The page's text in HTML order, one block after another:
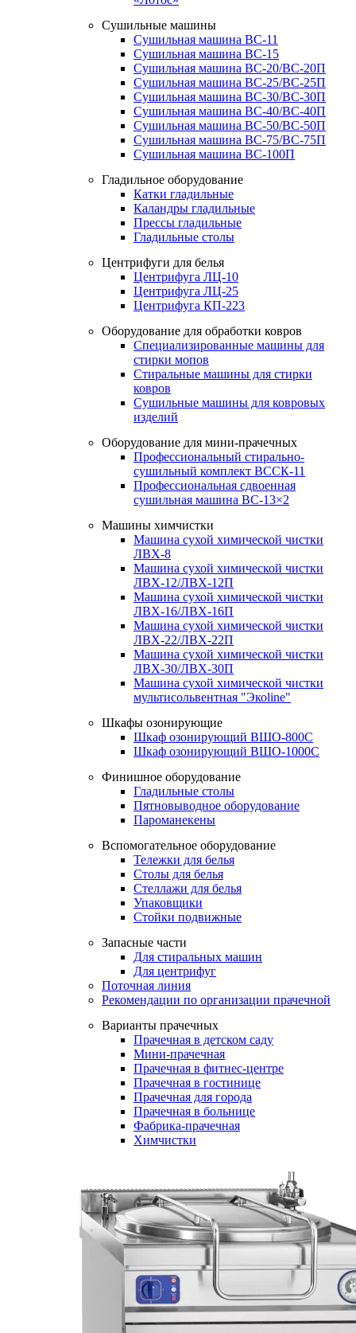
Сушильные машины
Сушильная машина ВС-11
Сушильная машина ВС-15
Сушильная машина ВС-20/ВС-20П
Сушильная машина ВС-25/ВС-25П
Сушильная машина ВС-30/ВС-30П
Сушильная машина ВС-40/ВС-40П
Сушильная машина ВС-50/ВС-50П
Сушильная машина ВС-75/ВС-75П
Сушильная машина ВС-100П
Гладильное оборудование
Катки гладильные
Каландры гладильные
Прессы гладильные
Гладильные столы
Центрифуги для белья
Центрифуга ЛЦ-10
Центрифуга ЛЦ-25
Центрифуга КП-223
Оборудование для обработки ковров
Специализированные машины для
стирки мопов
Стиральные машины для стирки
ковров
Сушильные машины для ковровых
изделий
Оборудование для мини-прачечных
Профессиональный стирально-
сушильный комплект ВССК-11
Профессиональная сдвоенная
сушильная машина ВС-13×2
Машины химчистки
Машина сухой химической чистки
ЛВХ-8
Машина сухой химической чистки
ЛВХ-12/ЛВХ-12П
Машина сухой химической чистки
ЛВХ-16/ЛВХ-16П
Машина сухой химической чистки
ЛВХ-22/ЛВХ-22П
Машина сухой химической чистки
ЛВХ-30/ЛВХ-30П
Машина сухой химической чистки
мультисольвентная "Экоline"
Шкафы озонирующие
Шкаф озонирующий ВШО-800С
Шкаф озонирующий ВШО-1000С
Финишное оборудование
Гладильные столы
Пятновыводное оборудование
Пароманекены
Вспомогательное оборудование
Тележки для белья
Столы для белья
Стеллажи для белья
Упаковщики
Стойки подвижные
Запасные части
Для стиральных машин
Для центрифуг
Поточная линия
Рекомендации по организации прачечной
Варианты прачечных
Прачечная в детском саду
Мини-прачечная
Прачечная в фитнес-центре
Прачечная в гостинице
Прачечная для города
Прачечная в больнице
Фабрика-прачечная
Химчистки